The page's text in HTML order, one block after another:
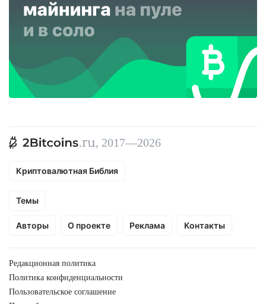
, 2017—2026
Криптовалютная Библия
Темы
Авторы О проекте Реклама Контакты
Редакционная политика
Политика конфиденциальности
Пользовательское соглашение